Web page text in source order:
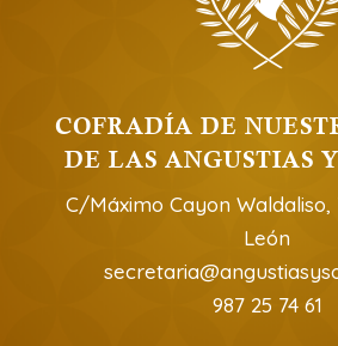
COFRADÍA DE
DE LAS ANGUSTIAS
C/Máximo Cayon Waldaliso,
León
987 25 74 61